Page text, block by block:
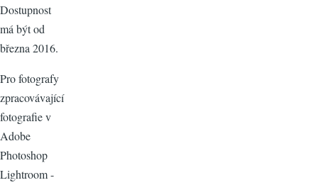
Dostupnost
má být od
března 2016.
Pro fotografy
zpracovávající
fotografie v
Adobe
Photoshop
Lightroom -